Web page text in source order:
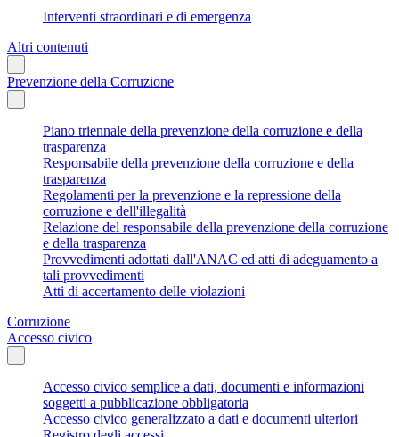
Interventi straordinari e di emergenza
Altri contenuti
Prevenzione della Corruzione
Piano triennale della prevenzione della corruzione e della
trasparenza
Responsabile della prevenzione della corruzione e della
trasparenza
Regolamenti per la prevenzione e la repressione della
corruzione e dell'illegalità
Relazione del responsabile della prevenzione della corruzione
e della trasparenza
Provvedimenti adottati dall'ANAC ed atti di adeguamento a
tali provvedimenti
Atti di accertamento delle violazioni
Corruzione
Accesso civico
Accesso civico semplice a dati, documenti e informazioni
soggetti a pubblicazione obbligatoria
Accesso civico generalizzato a dati e documenti ulteriori